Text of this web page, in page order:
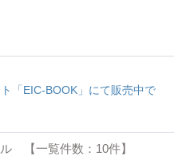
「EIC-BOOK」にて販売中で
【一覧件数：10件】